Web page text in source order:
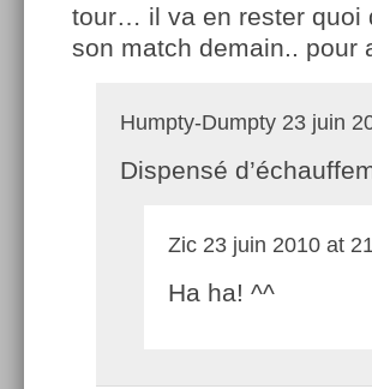
tour… il va en rester quoi
son match demain.. pour
Humpty-Dumpty 23 juin
Dispensé
Zic 23 juin 2010 at
Ha ha! ^^